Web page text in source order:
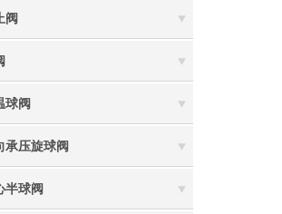
阀
球阀
承压旋球阀
半球阀